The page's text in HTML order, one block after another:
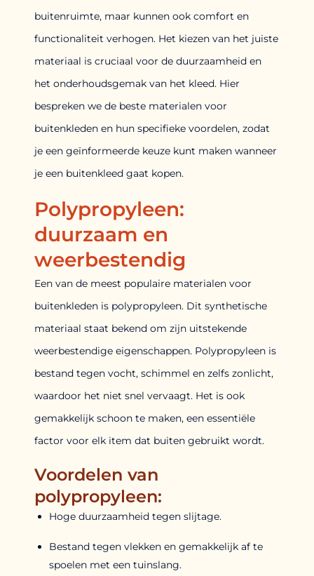
buitenruimte, maar kunnen ook comfort en
functionaliteit verhogen. Het kiezen van het juiste
materiaal is cruciaal voor de duurzaamheid en
het onderhoudsgemak van het kleed. Hier
bespreken we de beste materialen voor
buitenkleden en hun specifieke voordelen, zodat
je een geïnformeerde keuze kunt maken wanneer
je een buitenkleed gaat kopen.
Polypropyleen:
duurzaam en
weerbestendig
Een van de meest populaire materialen voor
buitenkleden is polypropyleen. Dit synthetische
materiaal staat bekend om zijn uitstekende
weerbestendige eigenschappen. Polypropyleen is
bestand tegen vocht, schimmel en zelfs zonlicht,
waardoor het niet snel vervaagt. Het is ook
gemakkelijk schoon te maken, een essentiële
factor voor elk item dat buiten gebruikt wordt.
Voordelen van
polypropyleen:
Hoge duurzaamheid tegen slijtage.
Bestand tegen vlekken en gemakkelijk af te
spoelen met een tuinslang.